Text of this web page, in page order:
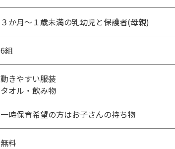
３か月～１歳未満の乳幼児と保護者(母親)
6組
動きやすい服装
タオル・飲み物
一時保育希望の方はお子さんの持ち物
無料